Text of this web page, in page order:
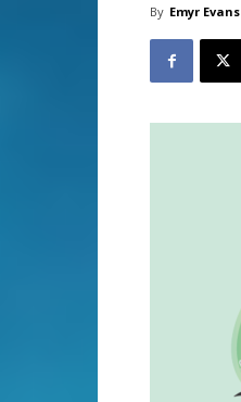
By Emyr Evans